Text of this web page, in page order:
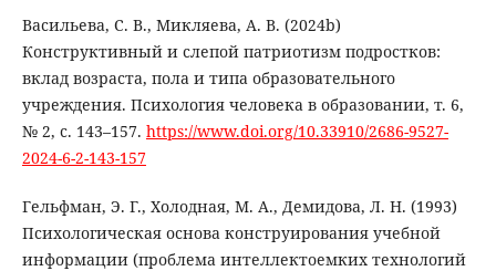
Васильева, С. В., Микляева, А. В. (2024b)
Конструктивный и слепой патриотизм подростков:
вклад возраста, пола и типа образовательного
учреждения. Психология человека в образовании, т. 6,
№ 2, с. 143–157. https://www.doi.org/10.33910/2686-9527-
2024-6-2-143-157
Гельфман, Э. Г., Холодная, М. А., Демидова, Л. Н. (1993)
Психологическая основа конструирования учебной
информации (проблема интеллектоемких технологий